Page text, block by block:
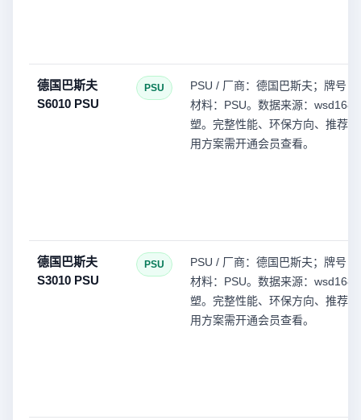
德国巴斯夫
S6010 PSU
PSU
PSU / 厂商：德国巴斯夫；牌号
材料：PSU。数据来源：wsd168(
塑。完整性能、环保方向、推荐
用方案需开通会员查看。
德国巴斯夫
S3010 PSU
PSU
PSU / 厂商：德国巴斯夫；牌号
材料：PSU。数据来源：wsd168(
塑。完整性能、环保方向、推荐
用方案需开通会员查看。